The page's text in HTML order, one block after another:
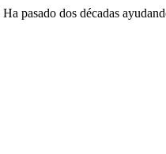
pasado dos décadas